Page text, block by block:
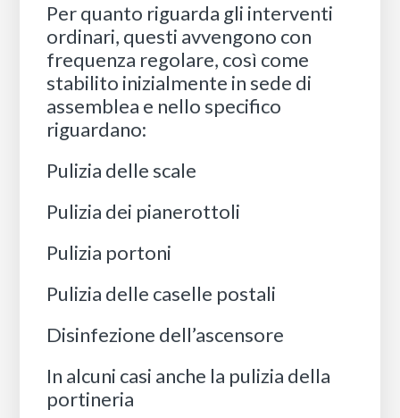
Per quanto riguarda gli interventi
ordinari, questi avvengono con
frequenza regolare, così come
stabilito inizialmente in sede di
assemblea e nello specifico
riguardano:
Pulizia delle scale
Pulizia dei pianerottoli
Pulizia portoni
Pulizia delle caselle postali
Disinfezione dell’ascensore
In alcuni casi anche la pulizia della
portineria